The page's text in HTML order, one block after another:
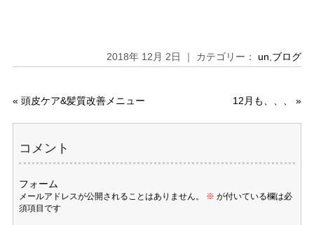
2018年 12月 2日 ｜ カテゴリー：un,ブログ
« 頭皮ケア&髪質改善メニュー 12月も、、、 »
コメント
フォーム
メールアドレスが公開されることはありません。 ※ が付いている欄は必
須項目です